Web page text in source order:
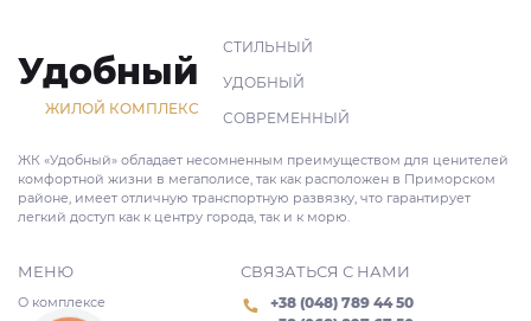
Удобный
ЖИЛОЙ КОМПЛЕКС
СТИЛЬНЫЙ
УДОБНЫЙ
СОВРЕМЕННЫЙ
ЖК «Удобный» обладает несомненным преимуществом для ценителей
комфортной жизни в мегаполисе, так как расположен в Приморском
районе, имеет отличную транспортную развязку, что гарантирует
легкий доступ как к центру города, так и к морю.
МЕНЮ
О комплексе
СВЯЗАТЬСЯ С НАМИ
+38 (048) 789 44 50